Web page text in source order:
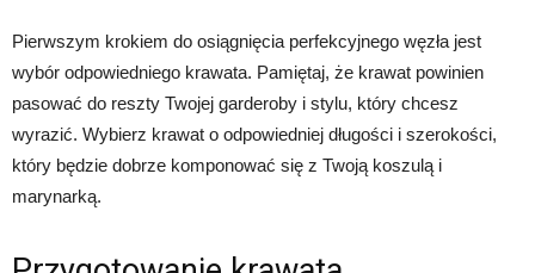
Pierwszym krokiem do osiągnięcia perfekcyjnego węzła jest
wybór odpowiedniego krawata. Pamiętaj, że krawat powinien
pasować do reszty Twojej garderoby i stylu, który chcesz
wyrazić. Wybierz krawat o odpowiedniej długości i szerokości,
który będzie dobrze komponować się z Twoją koszulą i
marynarką.